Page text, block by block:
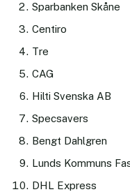
Sparbanken Skåne
Centiro
Tre
CAG
Hilti Svenska AB
Specsavers
Bengt Dahlgren
Lunds Kommuns
DHL Express